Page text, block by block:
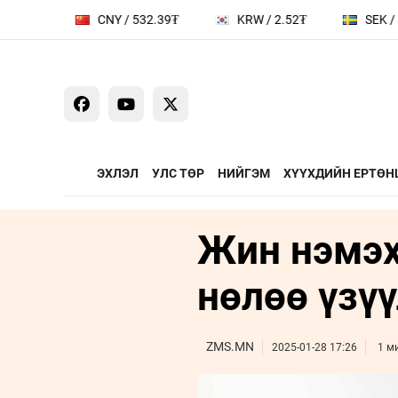
CNY / 532.39₮ KRW / 2.52₮ SEK /
ЭХЛЭЛ УЛС ТӨР НИЙГЭМ ХҮҮХДИЙН
ҮЗЭЛ БОДЛЫН ЧӨЛӨӨТ
ЯРИЛЦАХ ЦАГ
Зууны
Дугаарын зочин
Бизнес хөгжил
Жин
нөлөө
ZMS.MN 2025-01-28 17:26 1